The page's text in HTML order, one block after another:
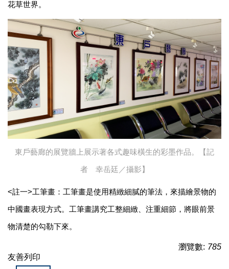
花草世界。
東戶藝廊的展覽牆上展示著各式趣味橫生的彩墨作品。【記
者 幸岳廷／攝影】
<註一>工筆畫：工筆畫是使用精緻細膩的筆法，來描繪景物的
中國畫表現方式。工筆畫講究工整細緻、注重細節，將眼前景
物清楚的勾勒下來。
瀏覽數: 785
友善列印